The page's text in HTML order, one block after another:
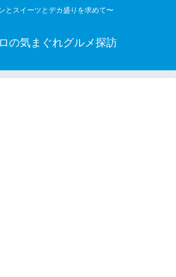
とスイーツとデカ盛りを求めて〜
の気まぐれグルメ探訪